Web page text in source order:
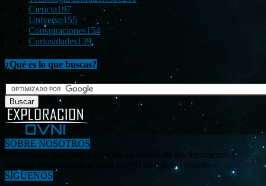
Ciencia197
Universo155
Conspiraciones154
Curiosidades139
¿Qué es lo que buscas?
SOBRE NOSOTROS
«Investigar, descubrir y difundir la verdad de los fenómenos y
enigmas relacionados al tema OVNI en nuestro mundo.»
SÍGUENOS